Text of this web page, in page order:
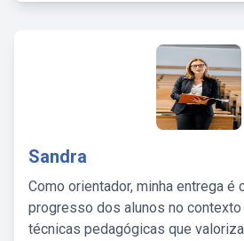
Sandra
Como orientador, minha entrega é
progresso dos alunos no contexto
técnicas pedagógicas que